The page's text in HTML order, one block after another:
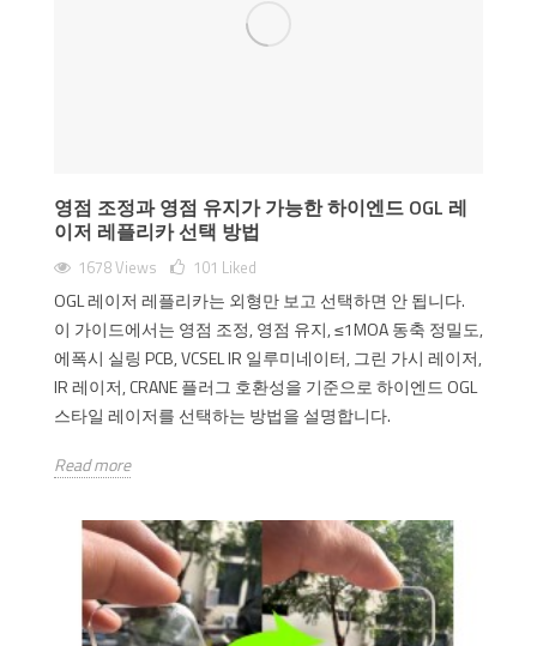
영점 조정과 영점 유지가 가능한 하이엔드 OGL 레
이저 레플리카 선택 방법
1678 Views 101 Liked
OGL 레이저 레플리카는 외형만 보고 선택하면 안 됩니다.
이 가이드에서는 영점 조정, 영점 유지, ≤1MOA 동축 정밀도,
에폭시 실링 PCB, VCSEL IR 일루미네이터, 그린 가시 레이저,
IR 레이저, CRANE 플러그 호환성을 기준으로 하이엔드 OGL
스타일 레이저를 선택하는 방법을 설명합니다.
Read more